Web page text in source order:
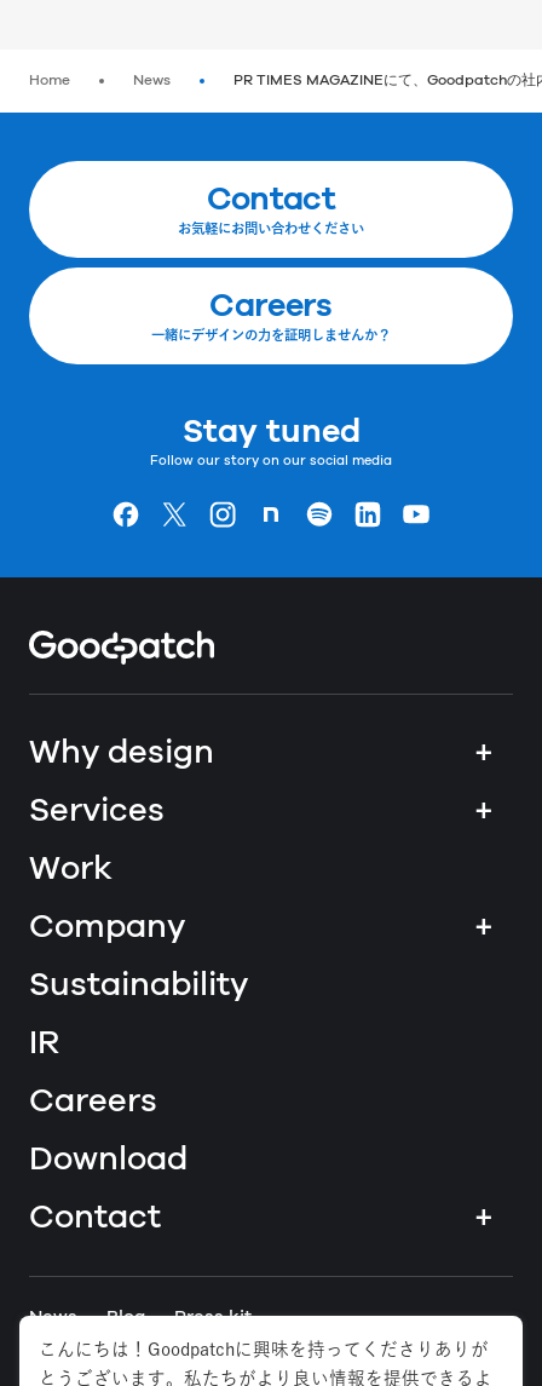
Home News PR TIMES MAGAZINEにて、Goodpatchの
Contact
お気軽にお問い合わせください
Careers
一緒にデザインの力を証明しませんか？
Stay tuned
Follow our story on our social media
Goodpatchの
ページ
Goodpatchの
ページ
Goodpatchの
ページGoodpatchの
ページ
Goodpatchの
ページ
Goodpatchの
ページ
Goodpatchの
Why design
+
Services
+
Work
Company
+
Sustainability
IR
Careers
Download
Contact
+
News Blog Press kit
Tokyo Osaka Anywhere
こんにちは！Goodpatchに興味を持ってくださりありが
とうございます。私たちがより良い情報を提供できるよ